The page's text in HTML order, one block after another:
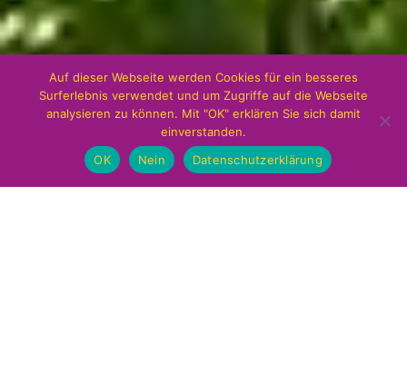
Auf dieser Webseite werden Cookies für ein besseres
Surferlebnis verwendet und um Zugriffe auf die Webseite
analysieren zu können. Mit "OK" erklären Sie sich damit
einverstanden.
OK
Nein Datenschutzerklärung